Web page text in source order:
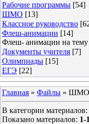
Рабочие программы [54]
ШМО [13]
Классное руководство
Флеш-анимации [14]
Флеш- анимации на тему
Документы учителя [7]
Олимпиады [15]
ЕГЭ [22]
Главная » Файлы » ШМО
В категории материалов:
Показано материалов: 1-